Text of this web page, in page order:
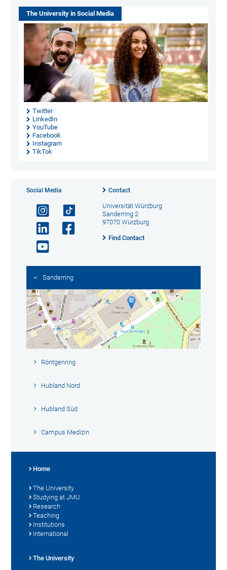
The University in Social Media
Twitter
LinkedIn
YouTube
Facebook
Instagram
TikTok
Social Media Contact
Universität Würzburg
Sanderring 2
97070 Würzburg
Find Contact
Sanderring
Röntgenring
Hubland Nord
Hubland Süd
Campus Medizin
Home
The University
Studying at JMU
Research
Teaching
Institutions
International
The University